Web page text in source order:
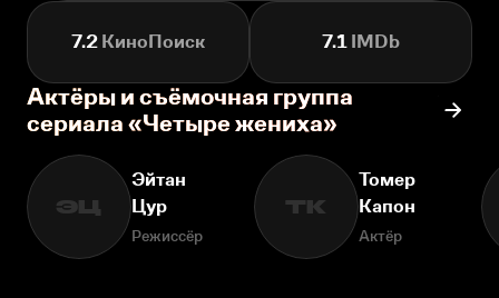
7.2 КиноПоиск 7.1 IMDb
Актёры и съёмочная группа
сериала «Четыре жениха»
ЭЦ
Эйтан
Цур
Режиссёр
ТК
Томер
Капон
Актёр